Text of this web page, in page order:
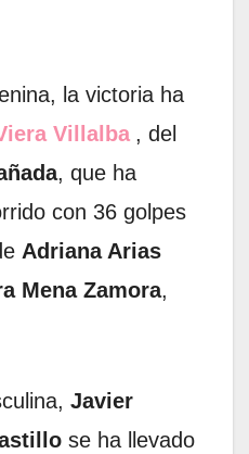
la victoria ha
Villalba , del
, que ha
con 36 golpes
Adriana Arias
Mena Zamora,
Javier
se ha llevado